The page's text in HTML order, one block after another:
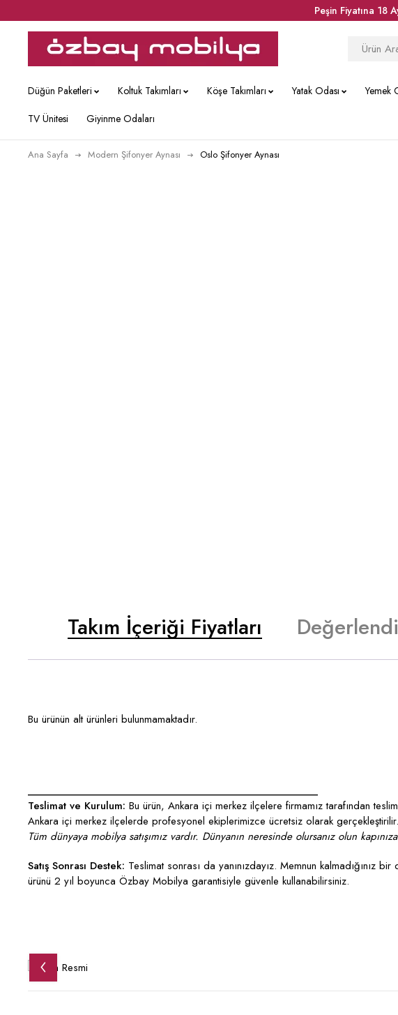
Peşin Fiyatına 18
Düğün Paketleri Koltuk Takımları Köşe Takımları Yatak Odası Yemek
TV Ünitesi
Giyinme Odaları
Ana Sayfa Modern Şifonyer Aynası Oslo Şifonyer Aynası
Takım İçeriği Fiyatları
Bu ürünün alt ürünleri bulunmamaktadır.
____________________________________________________
Teslimat ve Kurulum: Bu ürün, Ankara içi merkez ilçelere firmamız tarafından
Ankara içi merkez ilçelerde profesyonel ekiplerimizce ücretsiz olarak gerçekleştirilir.
Tüm dünyaya mobilya satışımız vardır. Dünyanın neresinde olursanız olun
Satış Sonrası Destek: Teslimat sonrası da yanınızdayız. Memnun kalmadığınız
ürünü 2 yıl boyunca Özbay Mobilya garantisiyle güvenle kullanabilirsiniz.